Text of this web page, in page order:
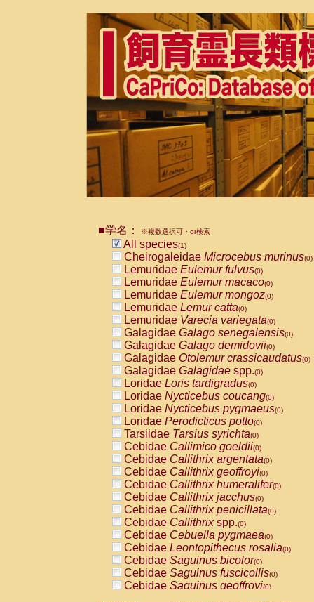
■学名： ※複数選択可・or検索
All species(1)
Cheirogaleidae Microcebus murinus(0)
Lemuridae Eulemur fulvus(0)
Lemuridae Eulemur macaco(0)
Lemuridae Eulemur mongoz(0)
Lemuridae Lemur catta(0)
Lemuridae Varecia variegata(0)
Galagidae Galago senegalensis(0)
Galagidae Galago demidovii(0)
Galagidae Otolemur crassicaudatus(0)
Galagidae Galagidae spp.(0)
Loridae Loris tardigradus(0)
Loridae Nycticebus coucang(0)
Loridae Nycticebus pygmaeus(0)
Loridae Perodicticus potto(0)
Tarsiidae Tarsius syrichta(0)
Cebidae Callimico goeldii(0)
Cebidae Callithrix argentata(0)
Cebidae Callithrix geoffroyi(0)
Cebidae Callithrix humeralifer(0)
Cebidae Callithrix jacchus(0)
Cebidae Callithrix penicillata(0)
Cebidae Callithrixspp.(0)
Cebidae Cebuella pygmaea(0)
Cebidae Leontopithecus rosalia(0)
Cebidae Saguinus bicolor(0)
Cebidae Saguinus fuscicollis(0)
Cebidae Saguinus geoffroyi(0)